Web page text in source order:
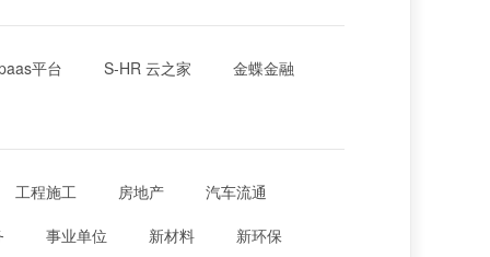
平台 S-HR 云之家 金蝶金融
工程施工 房地产
汽车流通
事业单位 新材料 新环保